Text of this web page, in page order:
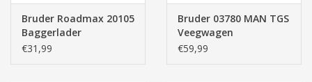
Bruder Roadmax 20105
Baggerlader
€31,99
Bruder 03780 MAN TGS
Veegwagen
€59,99